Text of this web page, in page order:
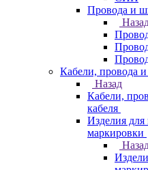
Провода и
Кабели, провода и
Назад
Кабели,
кабеля
Изделия для
маркировки